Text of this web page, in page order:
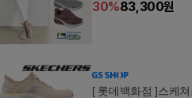
30%83,300원
[ 롯데백화점 ]스케